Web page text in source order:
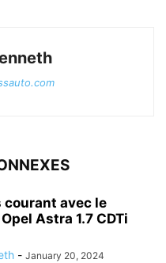
courant avec le
Astra 1.7 CDTi
- January 20, 2024